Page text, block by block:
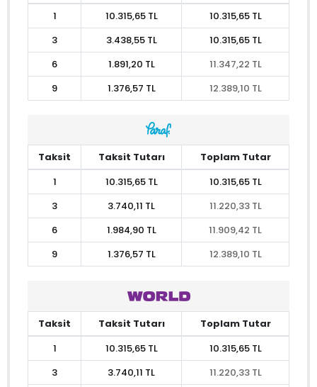
1 10.315,65 TL
10.315,65 TL
3
3.438,55 TL
10.315,65 TL
6
1.891,20 TL
11.347,22 TL
9
1.376,57 TL 12.389,10 TL
Taksit Taksit Tutarı
Toplam Tutar
1
10.315,65 TL
10.315,65 TL
3
3.740,11 TL
11.220,33 TL
6
1.984,90 TL
11.909,42 TL
9
1.376,57 TL 12.389,10 TL
Taksit Taksit Tutarı
Toplam Tutar
1
10.315,65 TL
10.315,65 TL
3
3.740,11 TL
11.220,33 TL